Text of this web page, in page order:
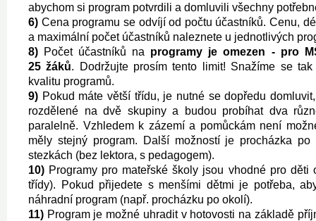
abychom si program potvrdili a domluvili všechny
6) Cena programu se odvíjí od počtu účastníků. Cenu,
a maximální počet účastníků naleznete u jednotlivých
8) Počet účastníků na programy je omezen - pro
25 žáků. Dodržujte prosím tento limit! Snažíme se
kvalitu programů.
9) Pokud máte větší třídu, je nutné se dopředu
rozdělené na dvě skupiny a budou probíhat dva
paralelně. Vzhledem k zázemí a pomůckám není
měly stejný program. Další možností je procházka po
stezkách (bez lektora, s pedagogem).
10) Programy pro mateřské školy jsou vhodné pro děti
třídy). Pokud přijedete s menšími dětmi je potřeba,
náhradní program (např. procházku po okolí).
11) Program je možné uhradit v hotovosti na základě